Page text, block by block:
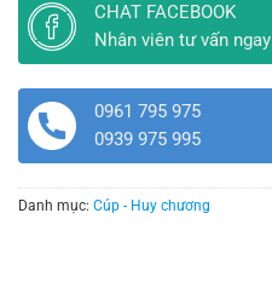
CHAT FACEBOOK
Nhân viên tư vấn ngay
0961 795 975
0939 975 995
Danh mục: Cúp - Huy chương